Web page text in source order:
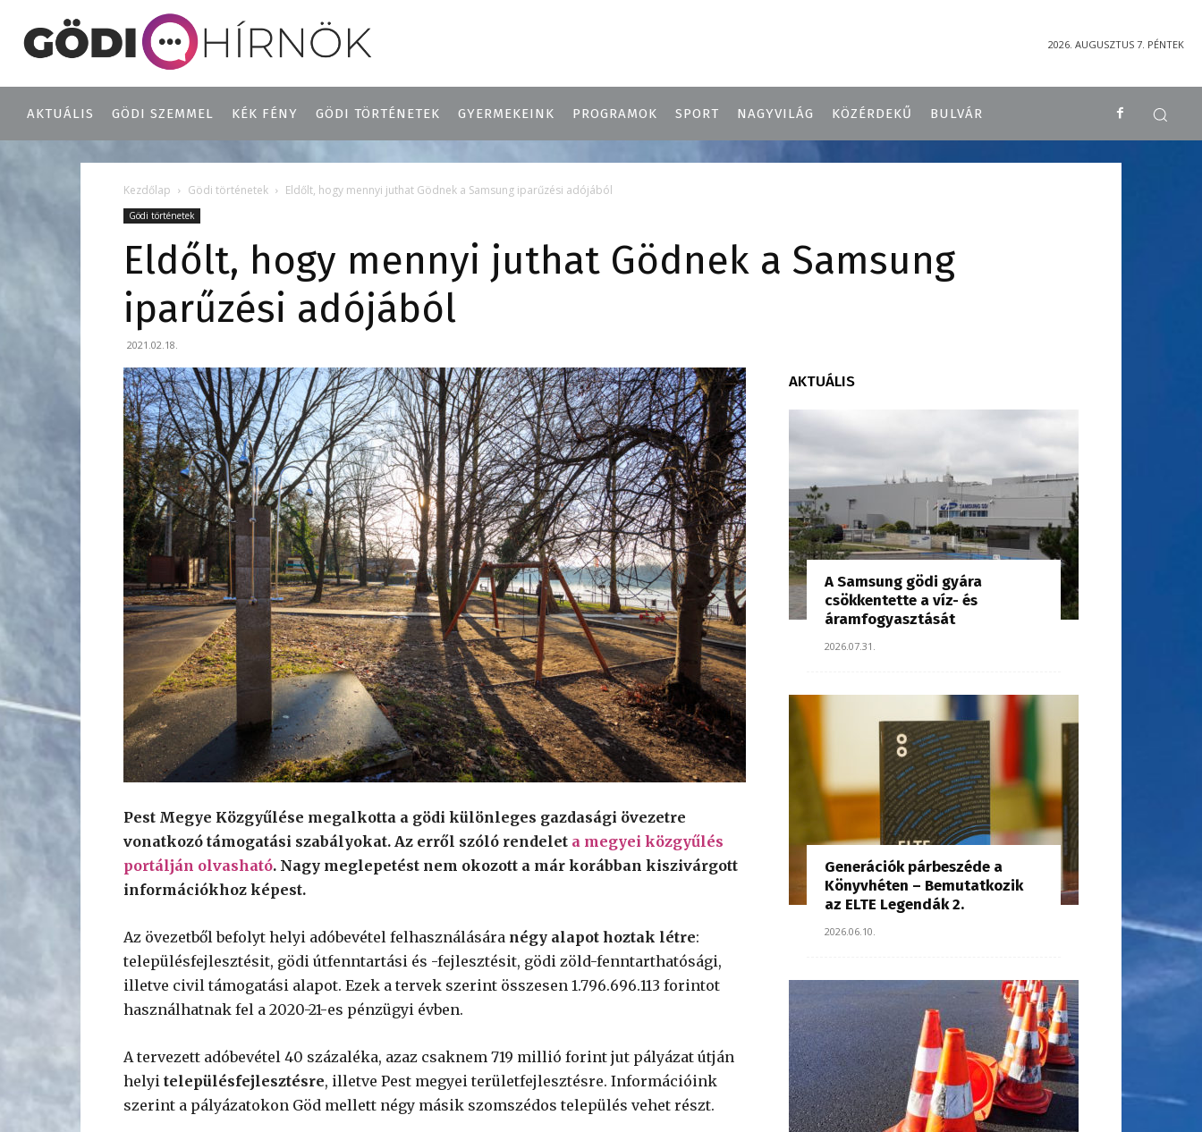
2026. AUGUSZTUS 7. PÉNTEK
AKTUÁLIS GÖDI SZEMMEL KÉK FÉNY GÖDI TÖRTÉNETEK GYERMEKEINK PROGRAMOK SPORT NAGYVILÁG KÖZÉRDEKŰ BULVÁR
Kezdőlap Gödi történetek Eldőlt, hogy mennyi juthat Gödnek a Samsung iparűzési adójából
Gödi történetek
Eldőlt, hogy mennyi juthat Gödnek a Samsung
iparűzési adójából
2021.02.18.
Pest Megye Közgyűlése megalkotta a gödi különleges gazdasági övezetre
vonatkozó támogatási szabályokat. Az erről szóló rendelet a megyei közgyűlés
portálján olvasható. Nagy meglepetést nem okozott a már korábban kiszivárgott
információkhoz képest.
Az övezetből befolyt helyi adóbevétel felhasználására négy alapot hoztak létre:
településfejlesztésit, gödi útfenntartási és -fejlesztésit, gödi zöld-fenntarthatósági,
illetve civil támogatási alapot. Ezek a tervek szerint összesen 1.796.696.113 forintot
használhatnak fel a 2020-21-es pénzügyi évben.
A tervezett adóbevétel 40 százaléka, azaz csaknem 719 millió forint jut pályázat útján
helyi településfejlesztésre, illetve Pest megyei területfejlesztésre. Információink
szerint a pályázatokon Göd mellett négy másik szomszédos település vehet részt.
AKTUÁLIS
A Samsung gödi gyára
csökkentette a víz- és
áramfogyasztását
2026.07.31.
Generációk párbeszéde a
Könyvhéten – Bemutatkozik
az ELTE Legendák 2.
2026.06.10.